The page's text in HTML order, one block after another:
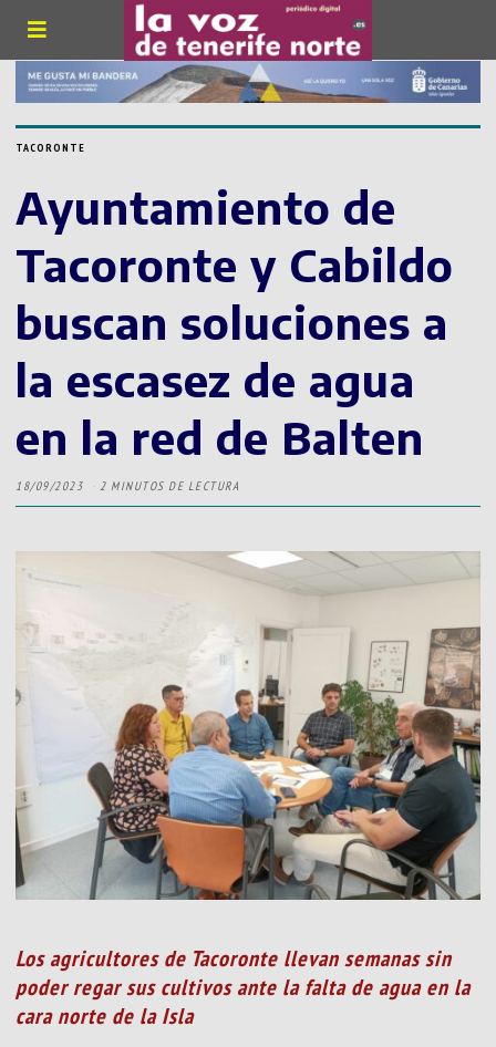
TACORONTE
Ayuntamiento de
Tacoronte y Cabildo
buscan soluciones a
la escasez de agua
en la red de Balten
18/09/2023 2 MINUTOS DE LECTURA
Los agricultores de Tacoronte llevan semanas sin
poder regar sus cultivos ante la falta de agua en la
cara norte de la Isla